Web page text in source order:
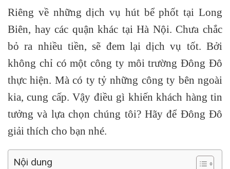
Riêng về những dịch vụ hút bể phốt tại Long
Biên, hay các quận khác tại Hà Nội. Chưa chắc
bỏ ra nhiều tiền, sẽ đem lại dịch vụ tốt. Bởi
không chỉ có một công ty môi trường Đông Đô
thực hiện. Mà có ty tỷ những công ty bên ngoài
kia, cung cấp. Vậy điều gì khiến khách hàng tin
tưởng và lựa chọn chúng tôi? Hãy để Đông Đô
giải thích cho bạn nhé.
Nội dung